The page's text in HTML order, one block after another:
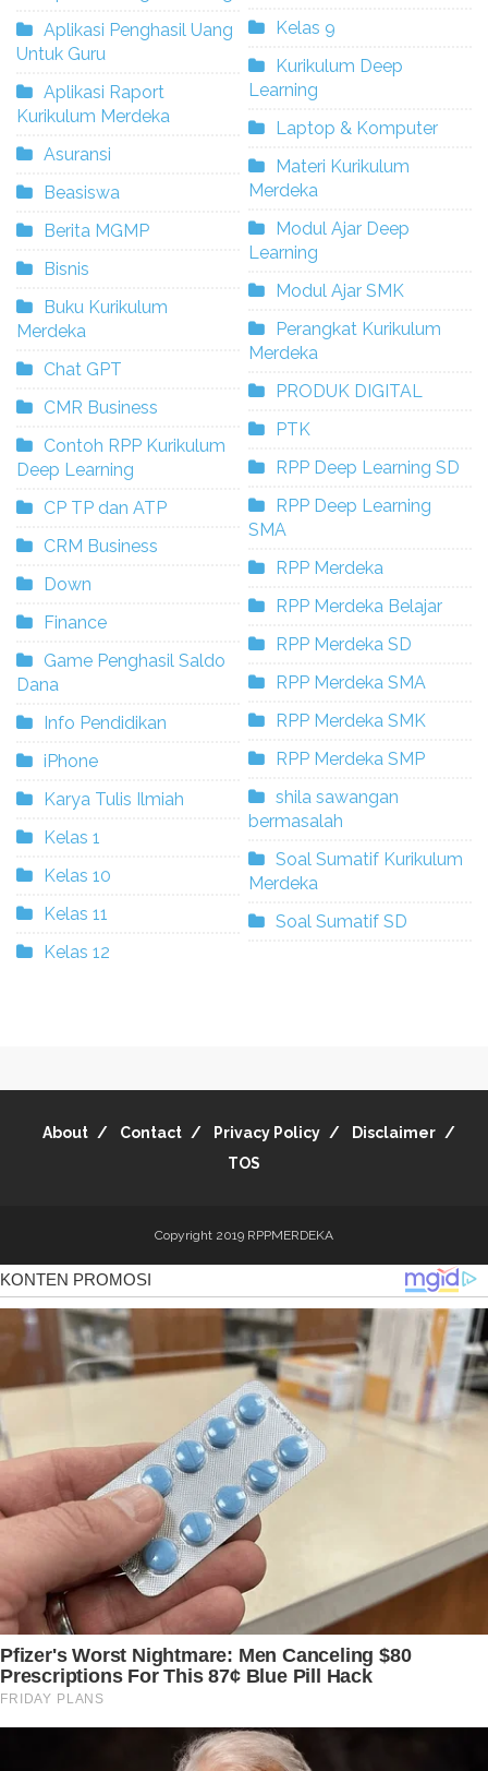
Aplikasi Penghasil Uang
Untuk Guru
Aplikasi Raport
Kurikulum Merdeka
Asuransi
Beasiswa
Berita MGMP
Bisnis
Buku Kurikulum
Merdeka
Chat GPT
CMR Business
Contoh RPP Kurikulum
Deep Learning
CP TP dan ATP
CRM Business
Down
Finance
Game Penghasil Saldo
Dana
Info Pendidikan
iPhone
Karya Tulis Ilmiah
Kelas 1
Kelas 10
Kelas 11
Kelas 12
Kelas 9
Kurikulum Deep
Learning
Laptop & Komputer
Materi Kurikulum
Merdeka
Modul Ajar Deep
Learning
Modul Ajar SMK
Perangkat Kurikulum
Merdeka
PRODUK DIGITAL
PTK
RPP Deep Learning SD
RPP Deep Learning
SMA
RPP Merdeka
RPP Merdeka Belajar
RPP Merdeka SD
RPP Merdeka SMA
RPP Merdeka SMK
RPP Merdeka SMP
shila sawangan
bermasalah
Soal Sumatif Kurikulum
Merdeka
Soal Sumatif SD
About Contact Privacy Policy
Disclaimer
TOS
Copyright 2019 RPPMERDEKA